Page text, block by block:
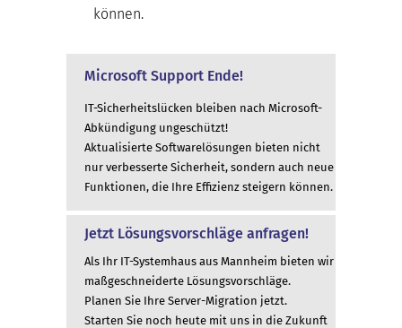
können.
Microsoft Support Ende!
IT-Sicherheitslücken bleiben nach Microsoft-
Abkündigung ungeschützt!
Aktualisierte Softwarelösungen bieten nicht
nur verbesserte Sicherheit, sondern auch neue
Funktionen, die Ihre Effizienz steigern können.
Jetzt Lösungsvorschläge anfragen!
Als Ihr IT-Systemhaus aus Mannheim bieten wir
maßgeschneiderte Lösungsvorschläge.
Planen Sie Ihre Server-Migration jetzt.
Starten Sie noch heute mit uns in die Zukunft